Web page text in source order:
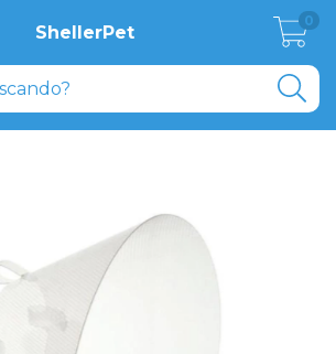
ShellerPet
0